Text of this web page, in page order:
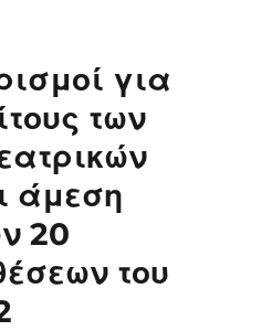
για
των
άμεση
20
του